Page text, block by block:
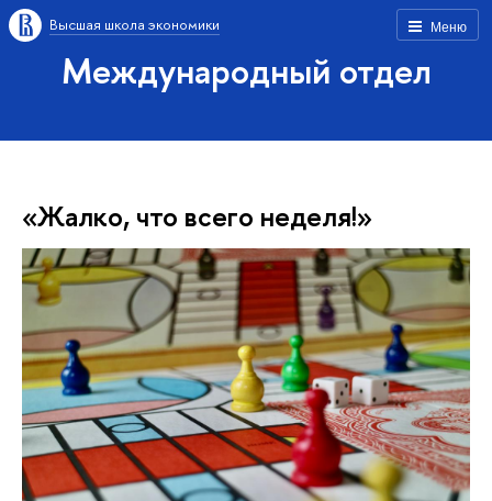
Меню
Высшая школа экономики
Международный отдел
«Жалко, что всего неделя!»